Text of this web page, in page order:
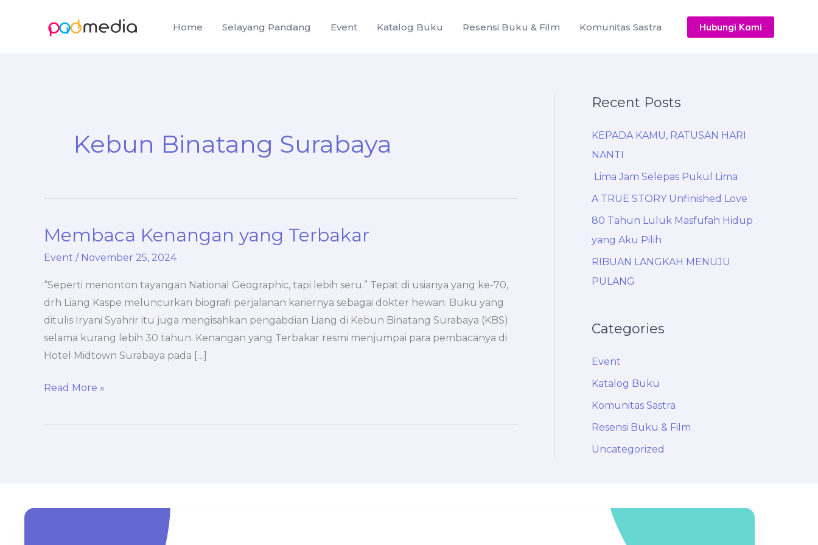
Home Selayang Pandang Event Katalog Buku Resensi Buku & Film Komunitas Sastra Hubungi Kami
Kebun Binatang Surabaya
Membaca Kenangan yang Terbakar
Event / November 25, 2024
“Seperti menonton tayangan National Geographic, tapi lebih seru.” Tepat di usianya yang ke-70,
drh Liang Kaspe meluncurkan biografi perjalanan kariernya sebagai dokter hewan. Buku yang
ditulis Iryani Syahrir itu juga mengisahkan pengabdian Liang di Kebun Binatang Surabaya (KBS)
selama kurang lebih 30 tahun. Kenangan yang Terbakar resmi menjumpai para pembacanya di
Hotel Midtown Surabaya pada […]
Membaca
Terbakar
Read More »
Recent Posts
KEPADA KAMU, RATUSAN HARI
NANTI
Lima Jam Selepas Pukul Lima
A TRUE STORY Unfinished Love
80 Tahun Luluk Masfufah Hidup
yang Aku Pilih
RIBUAN LANGKAH MENUJU
PULANG
Categories
Event
Katalog Buku
Komunitas Sastra
Resensi Buku & Film
Uncategorized